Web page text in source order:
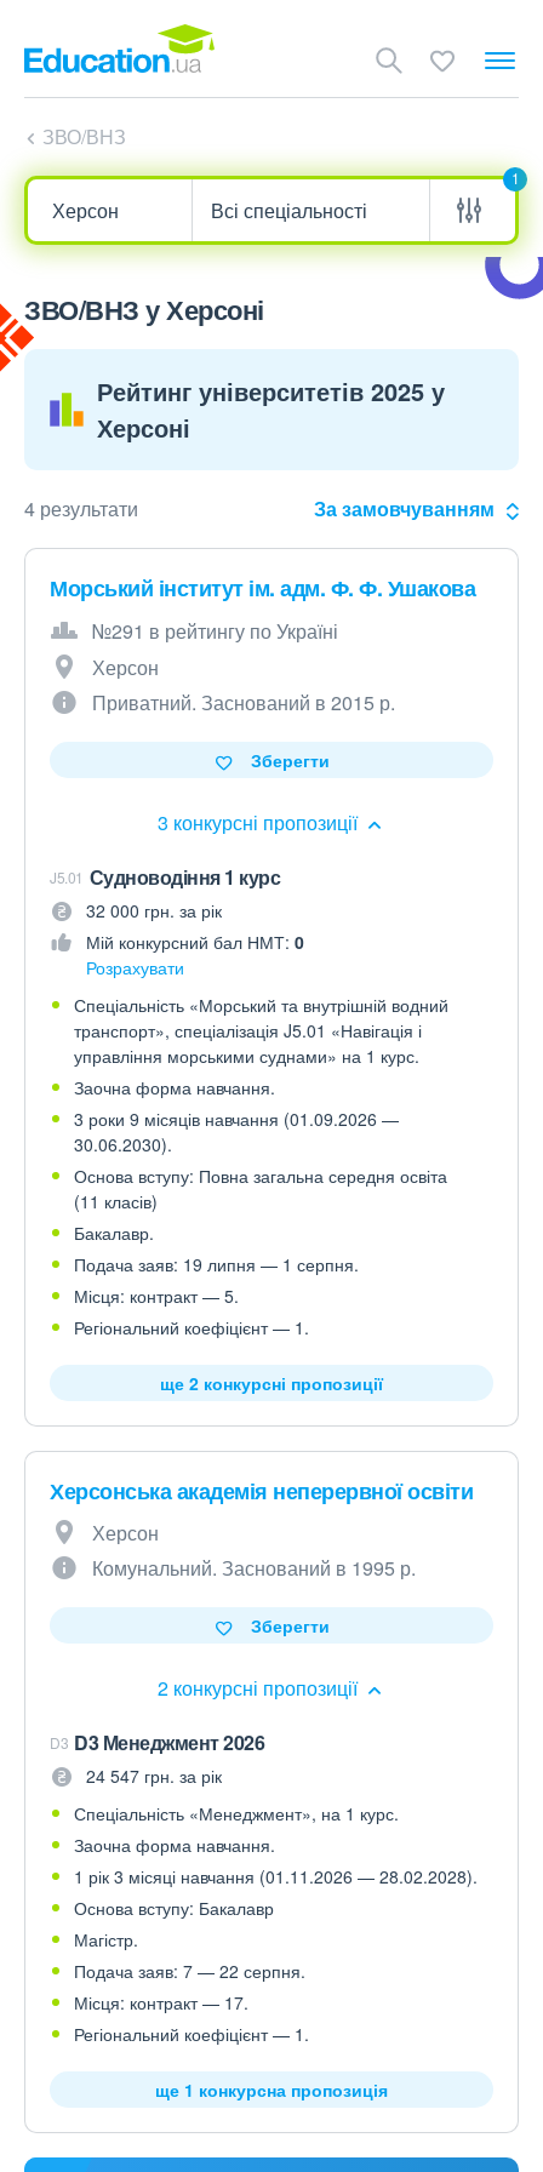
ЗВО/ВНЗ
1
ЗВО/ВНЗ у Херсоні
Рейтинг університетів 2025 у
Херсоні
4 результати За замовчуванням
Морський інститут ім. адм. Ф. Ф. Ушакова
№291 в рейтингу по Україні
Херсон
Приватний. Заснований в 2015 р.
3 конкурсні пропозиції
Зберегти
J5.01 Судноводіння 1 курс
32 000 грн. за рік
Мій конкурсний бал НМТ: 0
Розрахувати
Спеціальність «Морський та внутрішній водний
транспорт», спеціалізація J5.01 «Навігація і
управління морськими суднами» на 1 курс.
Заочна форма навчання.
3 роки 9 місяців навчання (01.09.2026 —
30.06.2030).
Основа вступу: Повна загальна середня освіта
(11 класів)
Бакалавр.
Подача заяв: 19 липня — 1 серпня.
Місця: контракт — 5.
Регіональний коефіцієнт — 1.
ще 2 конкурсні пропозиції
Херсонська академія неперервної освіти
Херсон
Комунальний. Заснований в 1995 р.
2 конкурсні пропозиції
Зберегти
D3 D3 Менеджмент 2026
24 547 грн. за рік
Спеціальність «Менеджмент», на 1 курс.
Заочна форма навчання.
1 рік 3 місяці навчання (01.11.2026 — 28.02.2028).
Основа вступу: Бакалавр
Магістр.
Подача заяв: 7 — 22 серпня.
Місця: контракт — 17.
Регіональний коефіцієнт — 1.
ще 1 конкурсна пропозиція